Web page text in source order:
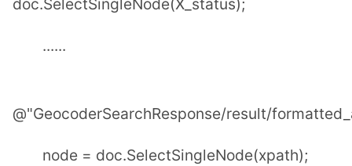
......
@"GeocoderSearchResponse/result/
node = doc.SelectSingleNode(xpath);